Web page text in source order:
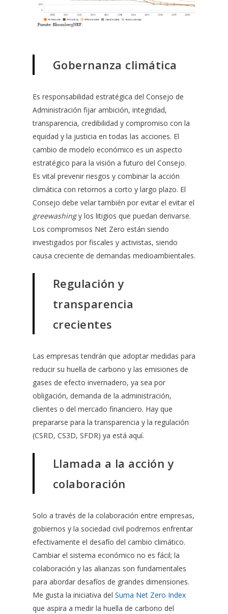
Gobernanza climática
Es responsabilidad estratégica del Consejo de
Administración fijar ambición, integridad,
transparencia, credibilidad y compromiso con la
equidad y la justicia en todas las acciones. El
cambio de modelo económico es un aspecto
estratégico para la visión a futuro del Consejo.
Es vital prevenir riesgos y combinar la acción
climática con retornos a corto y largo plazo. El
Consejo debe velar también por evitar el evitar el
greewashingy los litigios que puedan derivarse.
Los compromisos Net Zero están siendo
investigados por fiscales y activistas, siendo
causa creciente de demandas medioambientales.
Regulación y
transparencia
crecientes
Las empresas tendrán que adoptar medidas para
reducir su huella de carbono y las emisiones de
gases de efecto invernadero, ya sea por
obligación, demanda de la administración,
clientes o del mercado financiero. Hay que
prepararse para la transparencia y la regulación
(CSRD, CS3D, SFDR) ya está aquí.
Llamada a la acción y
colaboración
Solo a través de la colaboración entre empresas,
gobiernos y la sociedad civil podremos enfrentar
efectivamente el desafío del cambio climático.
Cambiar el sistema económico no es fácil; la
colaboración y las alianzas son fundamentales
para abordar desafíos de grandes dimensiones.
Me gusta la iniciativa del Suma Net Zero Index
que aspira a medir la huella de carbono del